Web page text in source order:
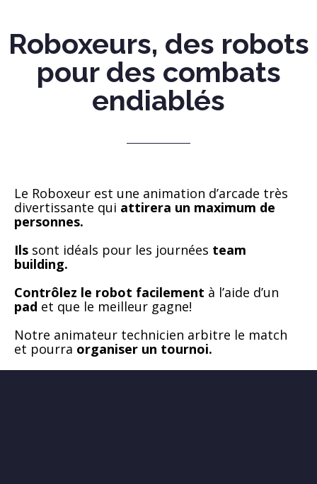
Roboxeurs, des robots
pour des combats
endiablés
Le Roboxeur est une animation d’arcade très
divertissante qui attirera un maximum de
personnes.
Ils sont idéals pour les journées team
building.
Contrôlez le robot facilement à l’aide d’un
pad et que le meilleur gagne!
Notre animateur technicien arbitre le match
et pourra organiser un tournoi.